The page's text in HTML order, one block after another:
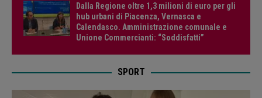
Dalla Regione oltre 1,3 milioni di euro per gli
hub urbani di Piacenza, Vernasca e
Calendasco. Amministrazione comunale e
Unione Commercianti: “Soddisfatti”
SPORT